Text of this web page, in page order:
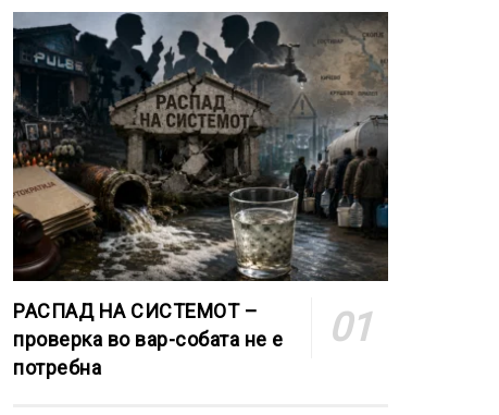
РАСПАД НА СИСТЕМОТ –
проверка во вар-собата не е
потребна